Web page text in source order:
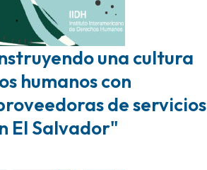
una cultura
humanos con
de servicios
El Salvador"